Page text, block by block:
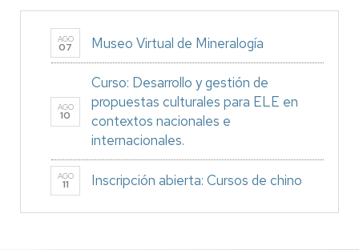
AGO
07 Museo Virtual de Mineralogía
AGO
10
Curso: Desarrollo y gestión de
propuestas culturales para ELE en
contextos nacionales e
internacionales.
AGO
11 Inscripción abierta: Cursos de chino